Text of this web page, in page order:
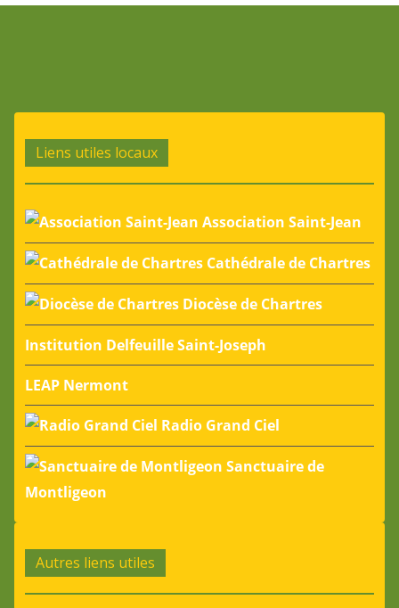
Liens utiles locaux
Association Saint-Jean
Cathédrale de Chartres
Diocèse de Chartres
Institution Delfeuille Saint-Joseph
LEAP Nermont
Radio Grand Ciel
Sanctuaire de
Montligeon
Autres liens utiles